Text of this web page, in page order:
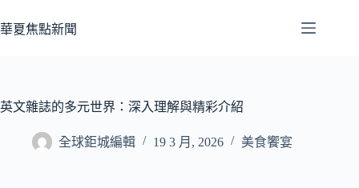
至
容
華夏焦點新聞
英文雜誌的多元世界：深入理解與精彩介紹
全球鉅城編輯 19 3 月, 2026 美食饗宴